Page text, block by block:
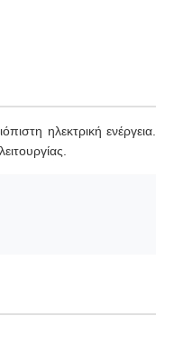
ηλεκτρική ενέργεια.